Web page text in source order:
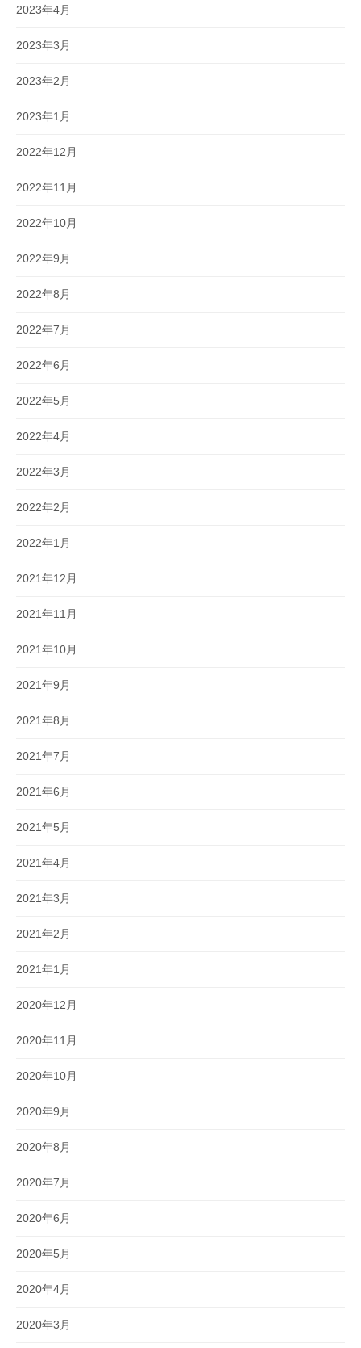
2023年4月
2023年3月
2023年2月
2023年1月
2022年12月
2022年11月
2022年10月
2022年9月
2022年8月
2022年7月
2022年6月
2022年5月
2022年4月
2022年3月
2022年2月
2022年1月
2021年12月
2021年11月
2021年10月
2021年9月
2021年8月
2021年7月
2021年6月
2021年5月
2021年4月
2021年3月
2021年2月
2021年1月
2020年12月
2020年11月
2020年10月
2020年9月
2020年8月
2020年7月
2020年6月
2020年5月
2020年4月
2020年3月